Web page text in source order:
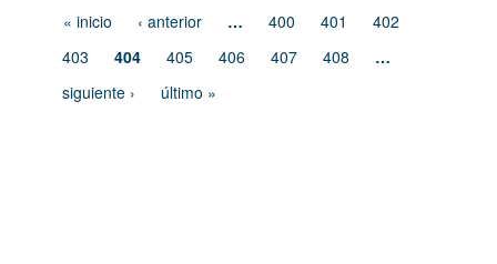
« inicio ‹ anterior … 400 401
402
403
404 405 406 407 408
…
siguiente ›
último »